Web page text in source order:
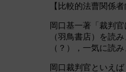
【比較的法曹関係者
岡口基一著「裁判官
（羽鳥書店）を読
（？），一気に読み
岡口裁判官といえ